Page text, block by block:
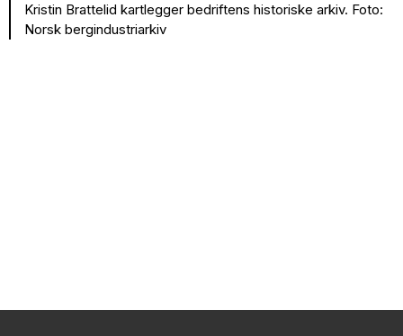
Kristin Brattelid kartlegger bedriftens historiske arkiv. Foto:
Norsk bergindustriarkiv